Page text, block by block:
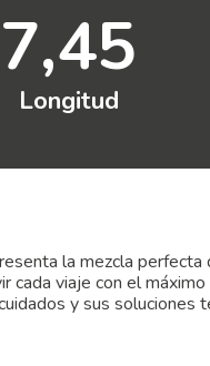
7,45
Longitud
la mezcla
cada viaje con el
y sus soluciones